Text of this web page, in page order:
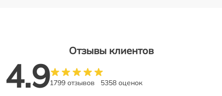
Отзывы клиентов
4.91799 отзывов 5358 оценок